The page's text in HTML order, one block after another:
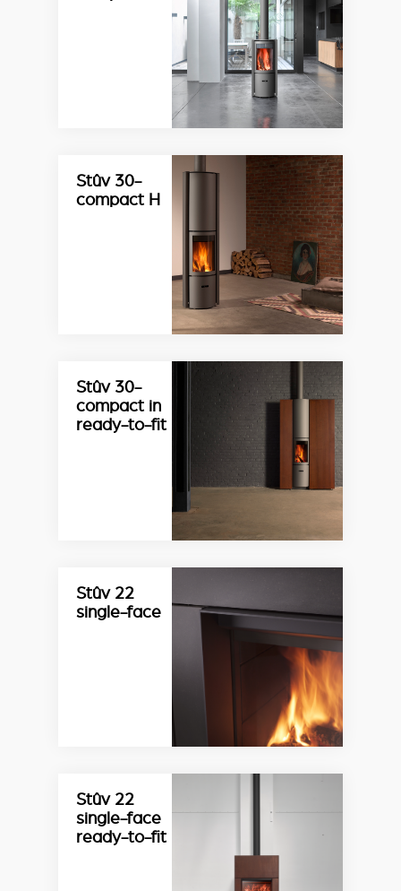
Stûv 30-
compact H
Stûv 30-
compact in
ready-to-fit
Stûv 22
single-face
Stûv 22
single-face
ready-to-fit